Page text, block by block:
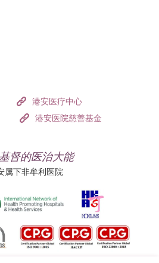
港安医疗中心
港安医院慈善基金
督的医治大能
属下非牟利医院